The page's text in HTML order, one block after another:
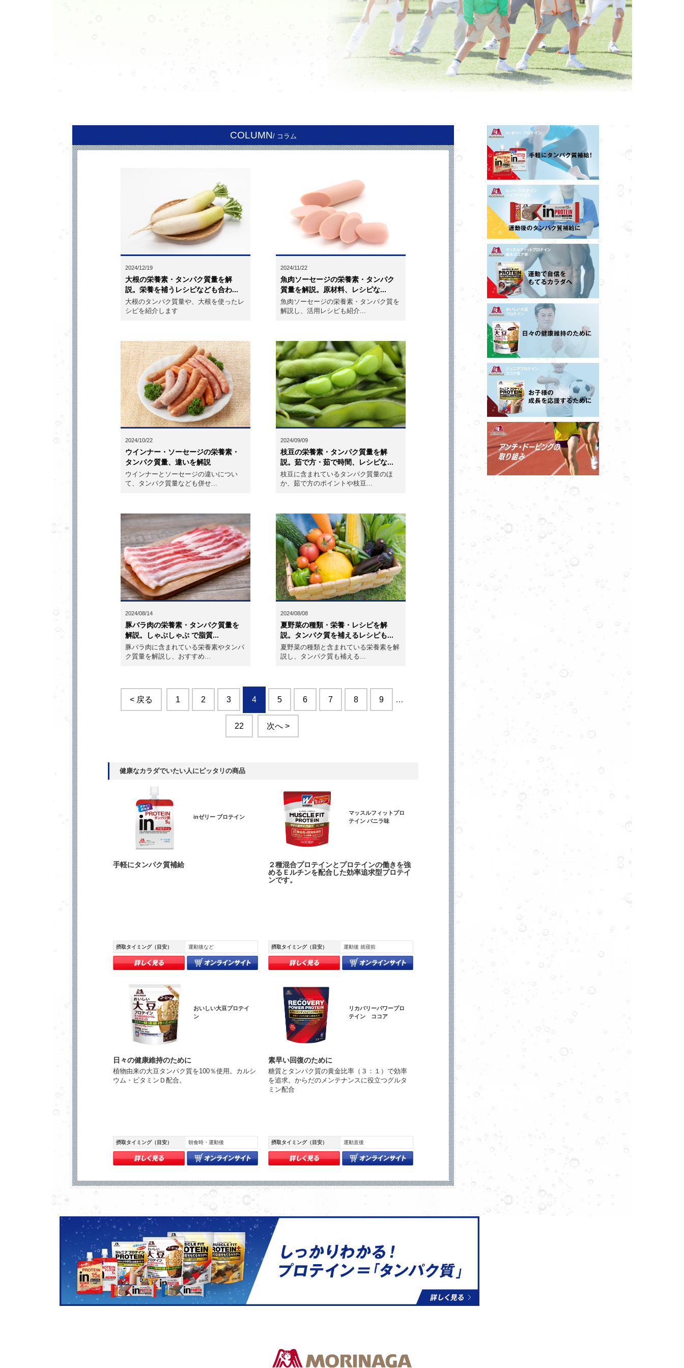
COLUMN/ コラム
2024/12/19
大根の栄養素・タンパク質量を解
説。栄養を補うレシピなども合わ...
大根のタンパク質量や、大根を使ったレ
シピを紹介します
2024/11/22
魚肉ソーセージの栄養素・タンパク
質量を解説。原材料、レシピな...
魚肉ソーセージの栄養素・タンパク質を
解説し、活用レシピも紹介...
2024/10/22
ウインナー・ソーセージの栄養素・
タンパク質量、違いを解説
ウインナーとソーセージの違いについ
て、タンパク質量なども併せ...
2024/09/09
枝豆の栄養素・タンパク質量を解
説。茹で方・茹で時間、レシピな...
枝豆に含まれているタンパク質量のほ
か、茹で方のポイントや枝豆...
2024/08/14
豚バラ肉の栄養素・タンパク質量を
解説。しゃぶしゃぶ で脂質...
豚バラ肉に含まれている栄養素やタンパ
ク質量を解説し、おすすめ...
2024/08/08
夏野菜の種類・栄養・レシピを解
説。タンパク質を補えるレシピも...
夏野菜の種類と含まれている栄養素を解
説し、タンパク質も補える...
< 戻る 1 2 3 4 5 6 7 8 9 …
22 次へ >
健康なカラダでいたい人にピッタリの商品
inゼリー プロテイン
手軽にタンパク質補給
摂取タイミング（目安） 運動後など
マッスルフィットプロ
テイン バニラ味
２種混合プロテインとプロテインの働きを強
めるＥルチンを配合した効率追求型プロテイ
ンです。
摂取タイミング（目安） 運動後 就寝前
おいしい大豆プロテイ
ン
日々の健康維持のために
植物由来の大豆タンパク質を100％使用。カルシ
ウム・ビタミンＤ配合。
摂取タイミング（目安） 朝食時・運動後
リカバリーパワープロ
テイン ココア
素早い回復のために
糖質とタンパク質の黄金比率（３：１）で効率
を追求。からだのメンテナンスに役立つグルタ
ミン配合
摂取タイミング（目安） 運動直後